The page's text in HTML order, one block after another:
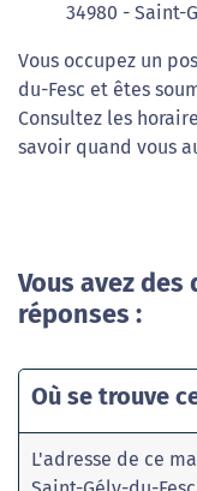
34980 - Saint-
Vous occupez un
du-Fesc et êtes
Consultez les
savoir quand vous
Vous avez
réponses :
Où se trouve
L'adresse de ce